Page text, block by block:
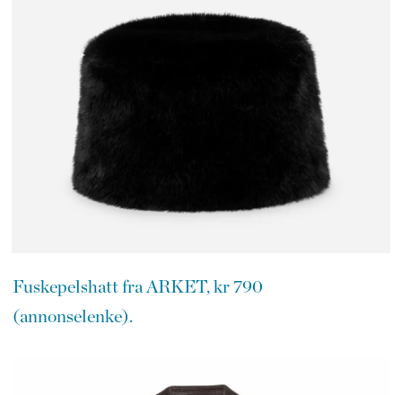
Fuskepelshatt fra ARKET, kr 790
(annonselenke).